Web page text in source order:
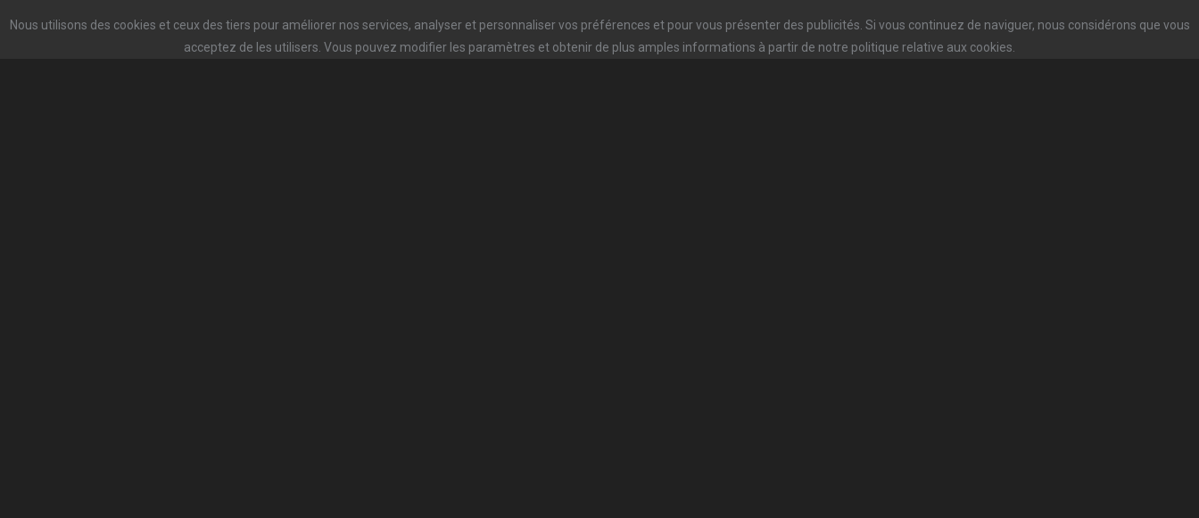
Nous utilisons des cookies et ceux des tiers pour améliorer nos services, analyser et personnaliser vos préférences et pour vous présenter des publicités. Si vous continuez de naviguer, nous considérons que vous
acceptez de les utilisers. Vous pouvez modifier les paramètres et obtenir de plus amples informations à partir de notre politique relative aux cookies.